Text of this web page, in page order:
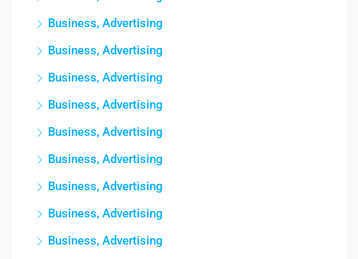
Business, Advertising
Business, Advertising
Business, Advertising
Business, Advertising
Business, Advertising
Business, Advertising
Business, Advertising
Business, Advertising
Business, Advertising